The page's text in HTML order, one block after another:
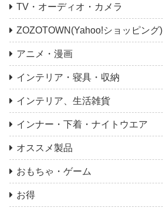
TV・オーディオ・カメラ
ZOZOTOWN(Yahoo!ショッピング)
アニメ・漫画
インテリア・寝具・収納
インテリア、生活雑貨
インナー・下着・ナイトウエア
オススメ製品
おもちゃ・ゲーム
お得